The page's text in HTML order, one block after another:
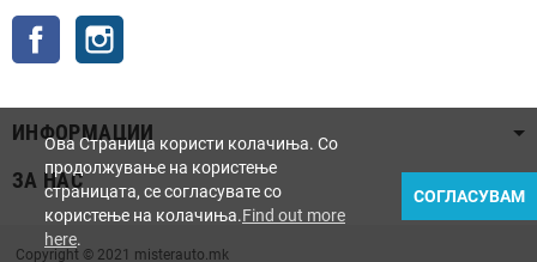
Facebook
ИНФОРМАЦИИ
ЗА НАС
Copyright © 2021 misterauto.mk
Ова Страница користи колачиња. Со
продолжување на користење
страницата, се согласувате со
користење на колачиња.Find out more
here.
СОГЛАСУВАМ